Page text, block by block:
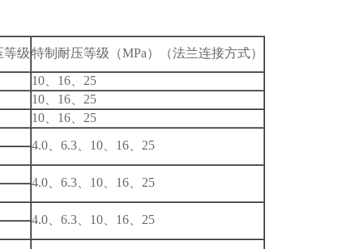
等级特制耐压等级（MPa）（法兰连接方式）
10 、16、25
10 、16、25
10 、16、25
4.0 、6.3、10、16、25
4.0 、6.3、10、16、25
4.0 、6.3、10、16、25